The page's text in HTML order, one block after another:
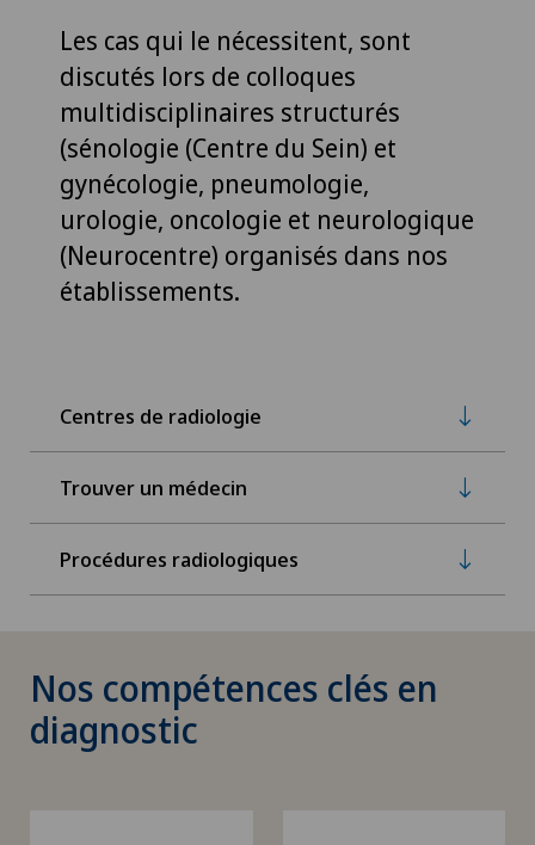
Les cas qui le nécessitent, sont
discutés lors de colloques
multidisciplinaires structurés
(sénologie (Centre du Sein) et
gynécologie, pneumologie,
urologie, oncologie et neurologique
(Neurocentre) organisés dans nos
établissements.
Centres de radiologie
Trouver un médecin
Procédures radiologiques
Nos compétences clés en
diagnostic